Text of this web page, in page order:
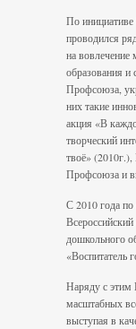
По
проводился
на вовлечение
образования и
Профсоюза,
них такие
акция «В
творческий
твоё» (2010г.),
Профсоюза и
С 2010 года
дошкольного
«Воспитатель
Наряду с этим
масштабных
выступая в